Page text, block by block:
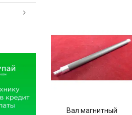
Вал магнитный